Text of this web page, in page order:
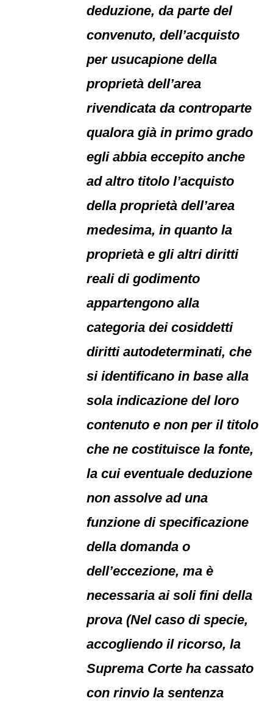
deduzione, da parte del
convenuto, dell’acquisto
per usucapione della
proprietà dell’area
rivendicata da controparte
qualora già in primo grado
egli abbia eccepito anche
ad altro titolo l’acquisto
della proprietà dell’area
medesima, in quanto la
proprietà e gli altri diritti
reali di godimento
appartengono alla
categoria dei cosiddetti
diritti autodeterminati, che
si identificano in base alla
sola indicazione del loro
contenuto e non per il titolo
che ne costituisce la fonte,
la cui eventuale deduzione
non assolve ad una
funzione di specificazione
della domanda o
dell’eccezione, ma è
necessaria ai soli fini della
prova (Nel caso di specie,
accogliendo il ricorso, la
Suprema Corte ha cassato
con rinvio la sentenza